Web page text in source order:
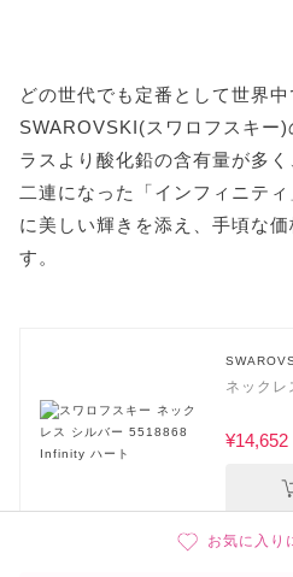
どの世代でも定番として世界中
SWAROVSKI(スワロフスキー
ラスより酸化鉛の含有量が多く
二連になった「インフィニテ
に美しい輝きを添え、手頃な
す。
ネックレ
¥14,652
お気に入り